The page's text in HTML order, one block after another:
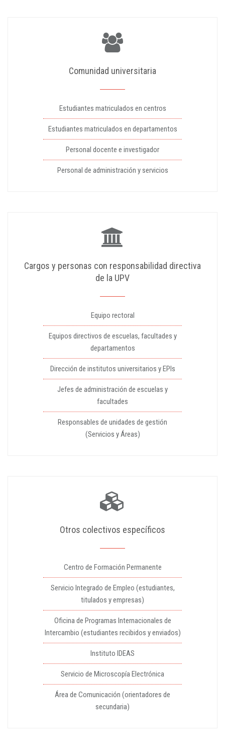
Comunidad universitaria
Estudiantes matriculados en centros
Estudiantes matriculados en departamentos
Personal docente e investigador
Personal de administración y servicios
Cargos y personas con responsabilidad directiva
de la UPV
Equipo rectoral
Equipos directivos de escuelas, facultades y
departamentos
Dirección de institutos universitarios y EPIs
Jefes de administración de escuelas y
facultades
Responsables de unidades de gestión
(Servicios y Áreas)
Otros colectivos específicos
Centro de Formación Permanente
Servicio Integrado de Empleo (estudiantes,
titulados y empresas)
Oficina de Programas Internacionales de
Intercambio (estudiantes recibidos y enviados)
Instituto IDEAS
Servicio de Microscopía Electrónica
Área de Comunicación (orientadores de
secundaria)